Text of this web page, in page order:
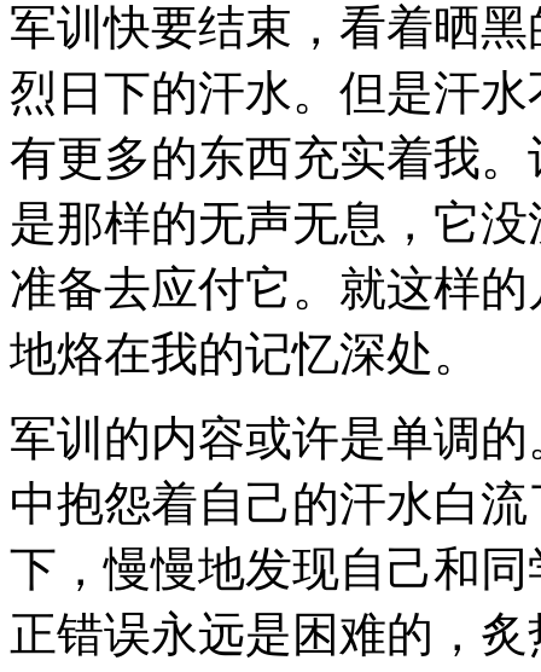
军训快要结束，看着晒
烈日下的汗水。但是汗
有更多的东西充实着我
是那样的无声无息，它
准备去应付它。就这样
地烙在我的记忆深处。
军训的内容或许是单调
中抱怨着自己的汗水白
下，慢慢地发现自己和
正错误永远是困难的，